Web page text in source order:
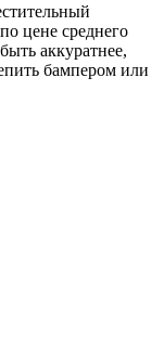
цене среднего
аккуратнее,
бампером или